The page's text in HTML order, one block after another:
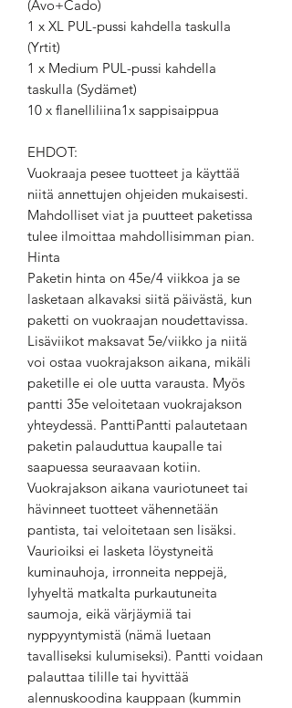
(Avo+Cado)
1 x XL PUL-pussi kahdella taskulla
(Yrtit)
1 x Medium PUL-pussi kahdella
taskulla (Sydämet)
10 x flanelliliina1x sappisaippua
EHDOT:
Vuokraaja pesee tuotteet ja käyttää
niitä annettujen ohjeiden mukaisesti.
Mahdolliset viat ja puutteet paketissa
tulee ilmoittaa mahdollisimman pian.
Hinta
Paketin hinta on 45e/4 viikkoa ja se
lasketaan alkavaksi siitä päivästä, kun
paketti on vuokraajan noudettavissa.
Lisäviikot maksavat 5e/viikko ja niitä
voi ostaa vuokrajakson aikana, mikäli
paketille ei ole uutta varausta. Myös
pantti 35e veloitetaan vuokrajakson
yhteydessä. PanttiPantti palautetaan
paketin palauduttua kaupalle tai
saapuessa seuraavaan kotiin.
Vuokrajakson aikana vauriotuneet tai
hävinneet tuotteet vähennetään
pantista, tai veloitetaan sen lisäksi.
Vaurioiksi ei lasketa löystyneitä
kuminauhoja, irronneita neppejä,
lyhyeltä matkalta purkautuneita
saumoja, eikä värjäymiä tai
nyppyyntymistä (nämä luetaan
tavalliseksi kulumiseksi). Pantti voidaan
palauttaa tilille tai hyvittää
alennuskoodina kauppaan (kummin